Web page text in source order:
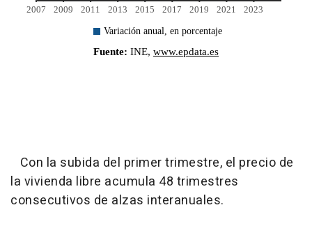
Con la subida del primer trimestre, el precio de
la vivienda libre acumula 48 trimestres
consecutivos de alzas interanuales.